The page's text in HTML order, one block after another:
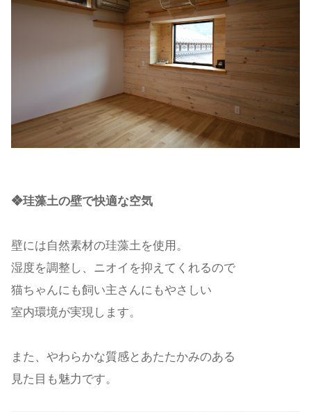
❖珪藻土の壁で快適な空気
壁には自然素材の珪藻土を使用。
湿度を調整し、ニオイを抑えてくれるので
猫ちゃんにも飼い主さんにもやさしい
室内環境が実現します。
また、やわらかな質感とあたたかみのある
見た目も魅力です。